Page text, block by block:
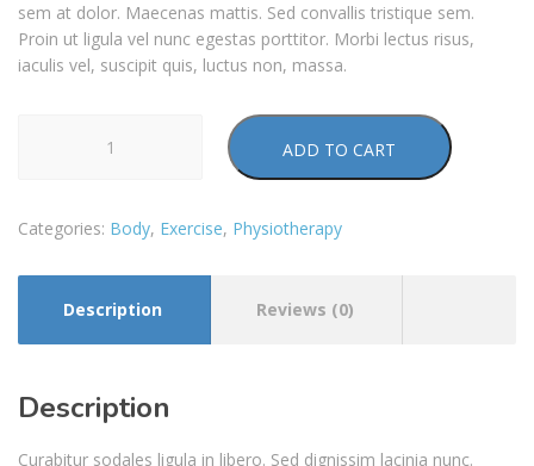
sem at dolor. Maecenas mattis. Sed convallis tristique sem.
Proin ut ligula vel nunc egestas porttitor. Morbi lectus risus,
iaculis vel, suscipit quis, luctus non, massa.
ADD TO CART
Categories: Body, Exercise, Physiotherapy
Description Reviews (0)
Description
Curabitur sodales ligula in libero. Sed dignissim lacinia nunc.